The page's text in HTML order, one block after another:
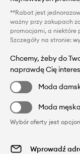
**Rabat jest
ważny przy zakupach
promocjami, a niektóre
Szczegóły na stronie:
Chcemy, żeby do
naprawdę Cię
Moda
Moda męska
Wybór oferty jest